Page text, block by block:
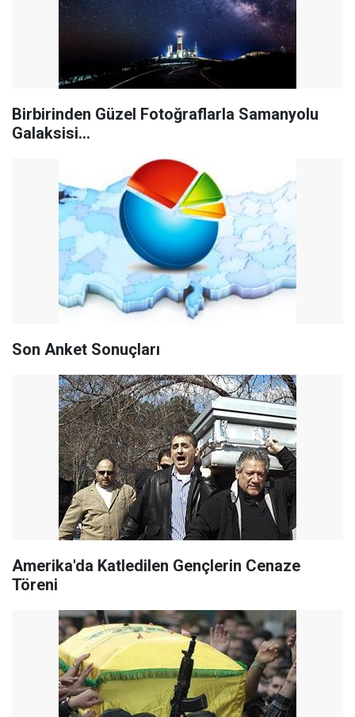
Birbirinden Güzel Fotoğraflarla Samanyolu
Galaksisi...
Son Anket Sonuçları
Amerika'da Katledilen Gençlerin Cenaze
Töreni